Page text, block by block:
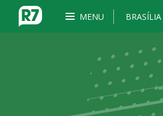
MENU BRASÍLIA